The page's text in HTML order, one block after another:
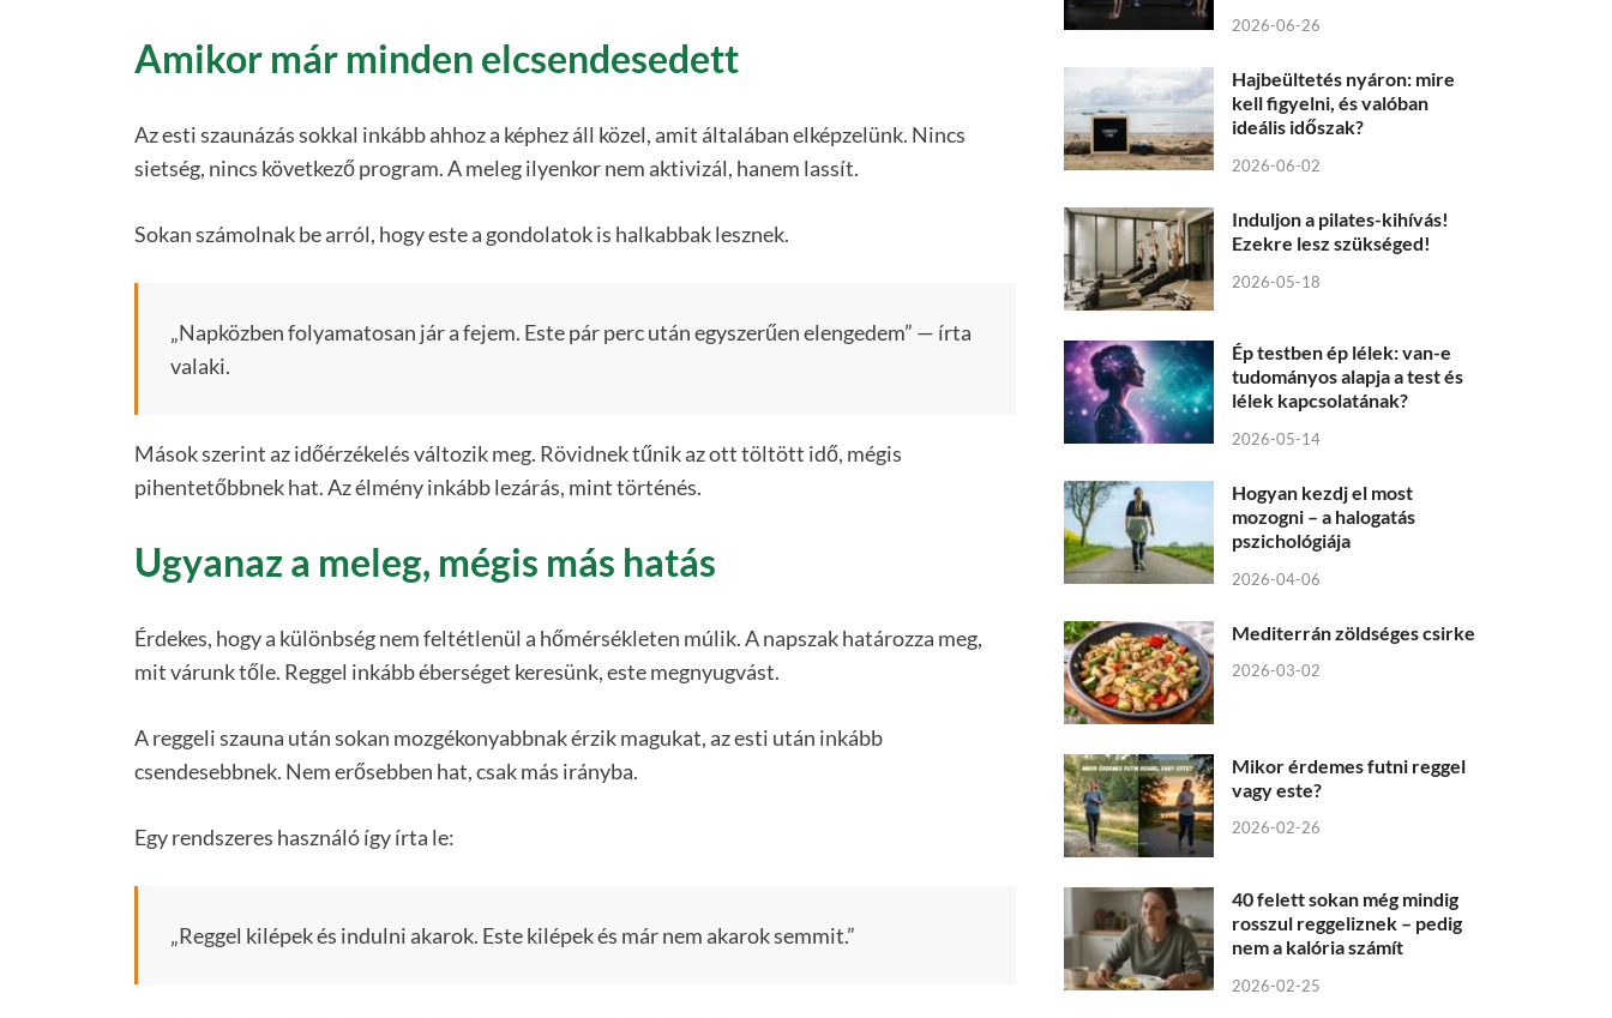
Amikor már minden elcsendesedett
Az esti szaunázás sokkal inkább ahhoz a képhez áll közel, amit általában elképzelünk. Nincs
sietség, nincs következő program. A meleg ilyenkor nem aktivizál, hanem lassít.
Sokan számolnak be arról, hogy este a gondolatok is halkabbak lesznek.
„Napközben folyamatosan jár a fejem. Este pár perc után egyszerűen elengedem” — írta
valaki.
Mások szerint az időérzékelés változik meg. Rövidnek tűnik az ott töltött idő, mégis
pihentetőbbnek hat. Az élmény inkább lezárás, mint történés.
Ugyanaz a meleg, mégis más hatás
Érdekes, hogy a különbség nem feltétlenül a hőmérsékleten múlik. A napszak határozza meg,
mit várunk tőle. Reggel inkább éberséget keresünk, este megnyugvást.
A reggeli szauna után sokan mozgékonyabbnak érzik magukat, az esti után inkább
csendesebbnek. Nem erősebben hat, csak más irányba.
Egy rendszeres használó így írta le:
„Reggel kilépek és indulni akarok. Este kilépek és már nem akarok semmit.”
2026-06-26
Hajbeültetés nyáron: mire
kell figyelni, és valóban
ideális időszak?
2026-06-02
Induljon a pilates-kihívás!
Ezekre lesz szükséged!
2026-05-18
Ép testben ép lélek: van-e
tudományos alapja a test és
lélek kapcsolatának?
2026-05-14
Hogyan kezdj el most
mozogni – a halogatás
pszichológiája
2026-04-06
Mediterrán zöldséges csirke
2026-03-02
Mikor érdemes futni reggel
vagy este?
2026-02-26
40 felett sokan még mindig
rosszul reggeliznek – pedig
nem a kalória számít
2026-02-25